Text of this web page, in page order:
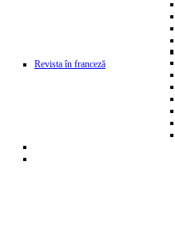
Revista în franceză